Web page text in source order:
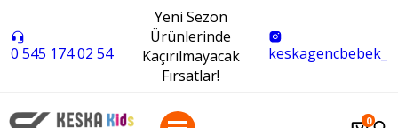
0 545 174 02 54
Yeni Sezon
Ürünlerinde
Kaçırılmayacak
Fırsatlar!
keskagencbebek_
0